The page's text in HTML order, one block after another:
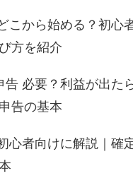
こから始める？初心
方を紹介
告 必要？利益が出た
告の基本
心者向けに解説｜確